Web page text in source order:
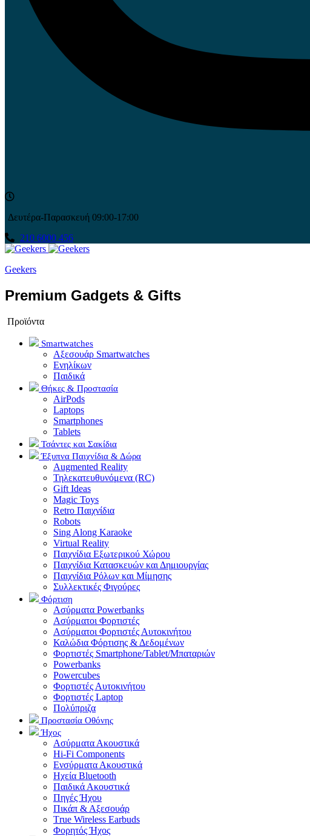
Δευτέρα-Παρασκευή 09:00-17:00
210 6000 456
Geekers
Premium Gadgets & Gifts
Προϊόντα
Smartwatches
Αξεσουάρ Smartwatches
Ενηλίκων
Παιδικά
Θήκες & Προστασία
AirPods
Laptops
Smartphones
Tablets
Τσάντες και Σακίδια
Έξυπνα Παιχνίδια & Δώρα
Augmented Reality
Τηλεκατευθυνόμενα (RC)
Gift Ideas
Magic Toys
Retro Παιχνίδια
Robots
Sing Along Karaoke
Virtual Reality
Παιχνίδια Εξωτερικού Χώρου
Παιχνίδια Κατασκευών και Δημιουργίας
Παιχνίδια Ρόλων και Μίμησης
Συλλεκτικές Φιγούρες
Φόρτιση
Ασύρματα Powerbanks
Aσύρματοι Φορτιστές
Ασύρματοι Φορτιστές Αυτοκινήτου
Καλώδια Φόρτισης & Δεδομένων
Φορτιστές Smartphone/Tablet/Μπαταριών
Powerbanks
Powercubes
Φορτιστές Αυτοκινήτου
Φορτιστές Laptop
Πολύπριζα
Προστασία Οθόνης
Ήχος
Ασύρματα Ακουστικά
Hi-Fi Components
Ενσύρματα Ακουστικά
Ηχεία Bluetooth
Παιδικά Ακουστικά
Πηγές Ήχου
Πικάπ & Αξεσουάρ
Τrue Wireless Earbuds
Φορητός Ήχος